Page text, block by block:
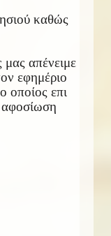
καθώς
απένειμε
εφημέριο
οποίος επι
αφοσίωση